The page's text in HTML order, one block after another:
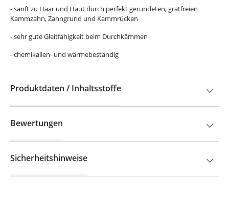
- sanft zu Haar und Haut durch perfekt gerundeten, gratfreien
Kammzahn, Zahngrund und Kammrücken
- sehr gute Gleitfähigkeit beim Durchkämmen
- chemikalien- und wärmebeständig
Produktdaten / Inhaltsstoffe
Bewertungen
Sicherheitshinweise